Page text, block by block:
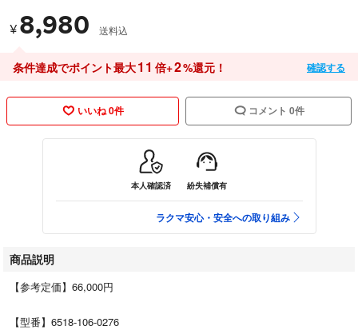
¥ 8,980 送料込
条件達成でポイント最大11 倍+2%還元！ 確認する
いいね 0件 コメント 0件
本人確認済 紛失補償有
ラクマ安心・安全への取り組み
商品説明
【参考定価】66,000円
【型番】6518-106-0276